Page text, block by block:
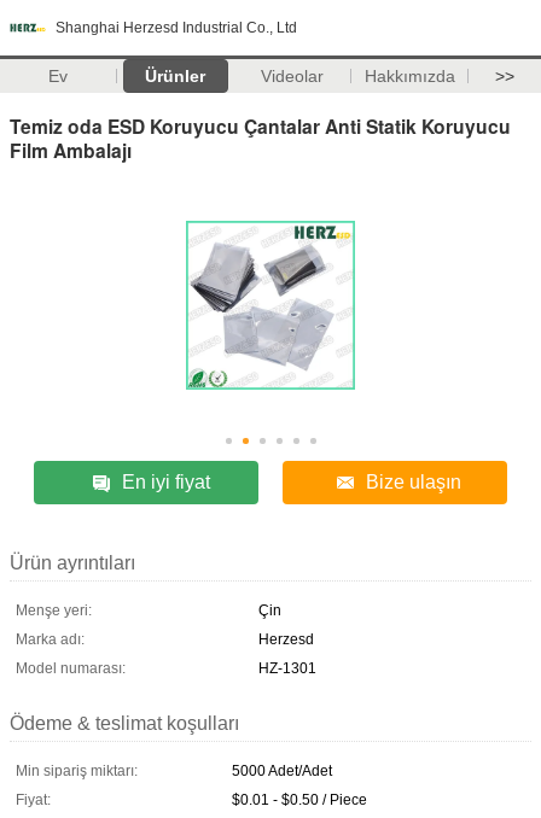
Shanghai Herzesd Industrial Co., Ltd
Ev Ürünler Videolar Hakkımızda >>
Temiz oda ESD Koruyucu Çantalar Anti Statik Koruyucu
Film Ambalajı
En iyi fiyat Bize ulaşın
Ürün ayrıntıları
Menşe yeri:
Çin
Marka adı:
Herzesd
Model numarası:
HZ-1301
Ödeme & teslimat koşulları
Min sipariş miktarı:
5000 Adet/Adet
Fiyat:
$0.01 - $0.50 / Piece